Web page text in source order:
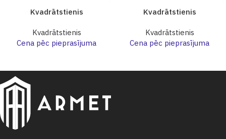
Kvadrātstienis
Kvadrātstienis
Cena pēc pieprasījuma
Kvadrātstienis
Kvadrātstienis
Cena pēc pieprasījuma